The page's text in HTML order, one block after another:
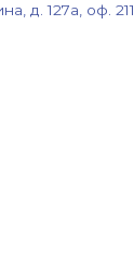
д. 127а, оф. 211